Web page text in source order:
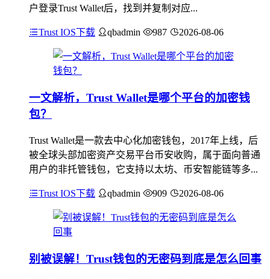
户登录Trust Wallet后，找到并复制对应...
Trust IOS下载 qbadmin 987 2026-08-06
一文解析，Trust Wallet是哪个平台的加密钱
包？
Trust Wallet是一款去中心化加密钱包，2017年上线，后
被全球头部加密资产交易平台币安收购，属于面向普通
用户的非托管钱包，它支持以太坊、币安智能链等多...
Trust IOS下载 qbadmin 909 2026-08-06
别被误解！Trust钱包的无密码到底是怎么回事